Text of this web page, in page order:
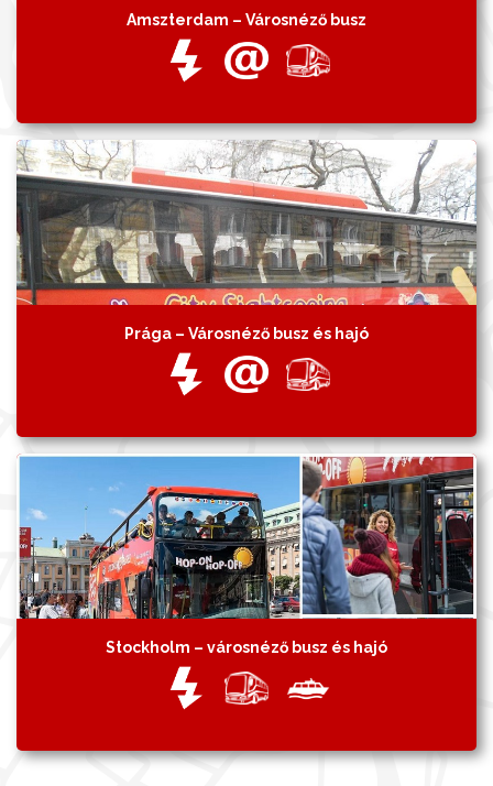
Amszterdam – Városnéző busz
Prága – Városnéző busz és hajó
Stockholm – városnéző busz és hajó